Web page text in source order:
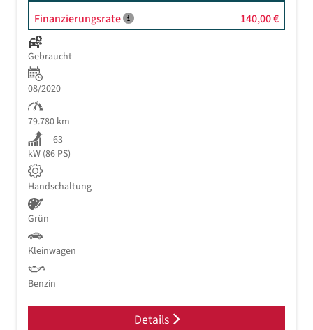
Finanzierungsrate 140,00 €
Gebraucht
08/2020
79.780 km
63
kW (86 PS)
Handschaltung
Grün
Kleinwagen
Benzin
Details